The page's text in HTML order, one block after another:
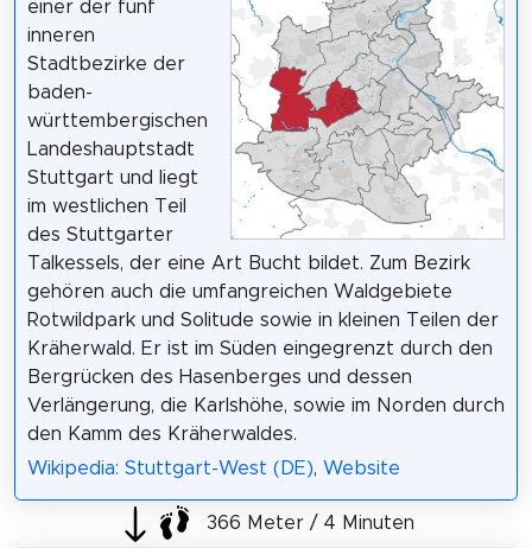
einer der fünf
inneren
Stadtbezirke der
baden-
württembergischen
Landeshauptstadt
Stuttgart und liegt
im westlichen Teil
des Stuttgarter
Talkessels, der eine Art Bucht bildet. Zum Bezirk
gehören auch die umfangreichen Waldgebiete
Rotwildpark und Solitude sowie in kleinen Teilen der
Kräherwald. Er ist im Süden eingegrenzt durch den
Bergrücken des Hasenberges und dessen
Verlängerung, die Karlshöhe, sowie im Norden durch
den Kamm des Kräherwaldes.
Wikipedia: Stuttgart-West (DE), Website
366 Meter / 4 Minuten